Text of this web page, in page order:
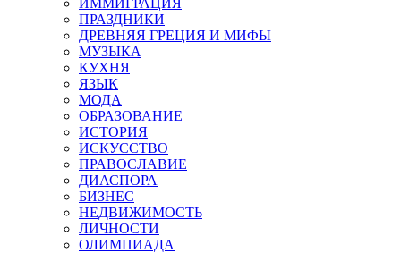
ИММИГРАЦИЯ
ПРАЗДНИКИ
ДРЕВНЯЯ ГРЕЦИЯ И МИФЫ
МУЗЫКА
КУХНЯ
ЯЗЫК
МОДА
ОБРАЗОВАНИЕ
ИСТОРИЯ
ИСКУССТВО
ПРАВОСЛАВИЕ
ДИАСПОРА
БИЗНЕС
НЕДВИЖИМОСТЬ
ЛИЧНОСТИ
ОЛИМПИАДА